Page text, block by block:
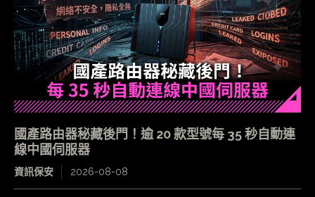
國產路由器秘藏後門！逾 20 款型號每 35 秒自動連
線中國伺服器
資訊保安 2026-08-08